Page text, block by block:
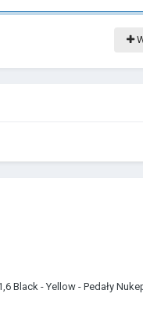
Black - Yellow - Pedały